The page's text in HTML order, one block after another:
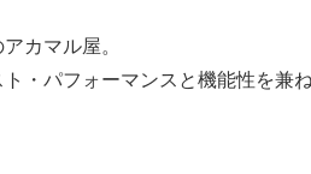
カマル屋。
・パフォーマンスと機能性を兼